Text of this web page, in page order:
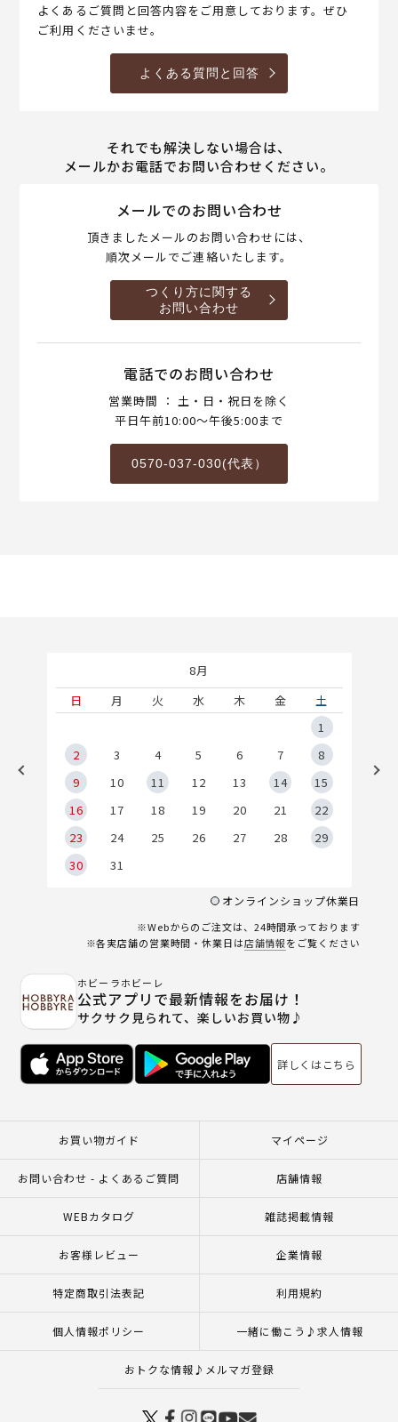
よくあるご質問と回答内容をご用意しております。ぜひ
ご利用くださいませ。
よくある質問と回答
それでも解決しない場合は、
メールかお電話でお問い合わせください。
メールでのお問い合わせ
頂きましたメールのお問い合わせには、
順次メールでご連絡いたします。
つくり方に関する
お問い合わせ
電話でのお問い合わせ
営業時間 ： 土・日・祝日を除く
平日午前10:00～午後5:00まで
0570-037-030(代表）
8月
日
月 火 水 木 金
土
1
2
3 4 5 6 7
8
9
10 11 12 13 14
15
16
17 18 19 20 21
22
23
24 25 26 27 28
29
30
31
オンラインショップ休業日
※Webからのご注文は、24時間承っております
※各実店舗の営業時間・休業日は店舗情報をご覧ください
ホビーラホビーレ
公式アプリで最新情報をお届け！
サクサク見られて、楽しいお買い物♪
詳しくはこちら
お買い物ガイド マイページ
お問い合わせ - よくあるご質問 店舗情報
WEBカタログ 雑誌掲載情報
お客様レビュー 企業情報
特定商取引法表記 利用規約
個人情報ポリシー 一緒に働こう♪求人情報
おトクな情報♪メルマガ登録